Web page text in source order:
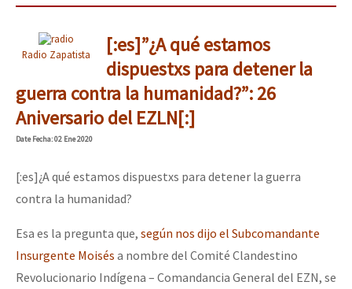
Radio Zapatista
[:es]”¿A qué estamos
dispuestxs para detener la
guerra contra la humanidad?”: 26
Aniversario del EZLN[:]
DateFecha: 02 Ene 2020
[:es]¿A qué estamos dispuestxs para detener la guerra
contra la humanidad?
Esa es la pregunta que, según nos dijo el Subcomandante
Insurgente Moisés a nombre del Comité Clandestino
Revolucionario Indígena – Comandancia General del EZN, se